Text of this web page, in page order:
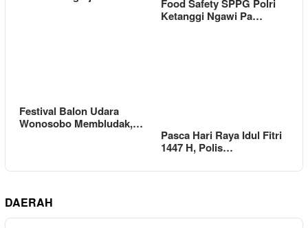
Food Safety SPPG Polri
Ketanggi Ngawi Pa…
Festival Balon Udara
Wonosobo Membludak,…
Pasca Hari Raya Idul Fitri
1447 H, Polis…
DAERAH